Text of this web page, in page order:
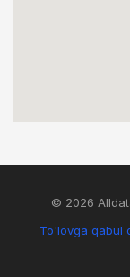
© 2026
To'lovga qabul